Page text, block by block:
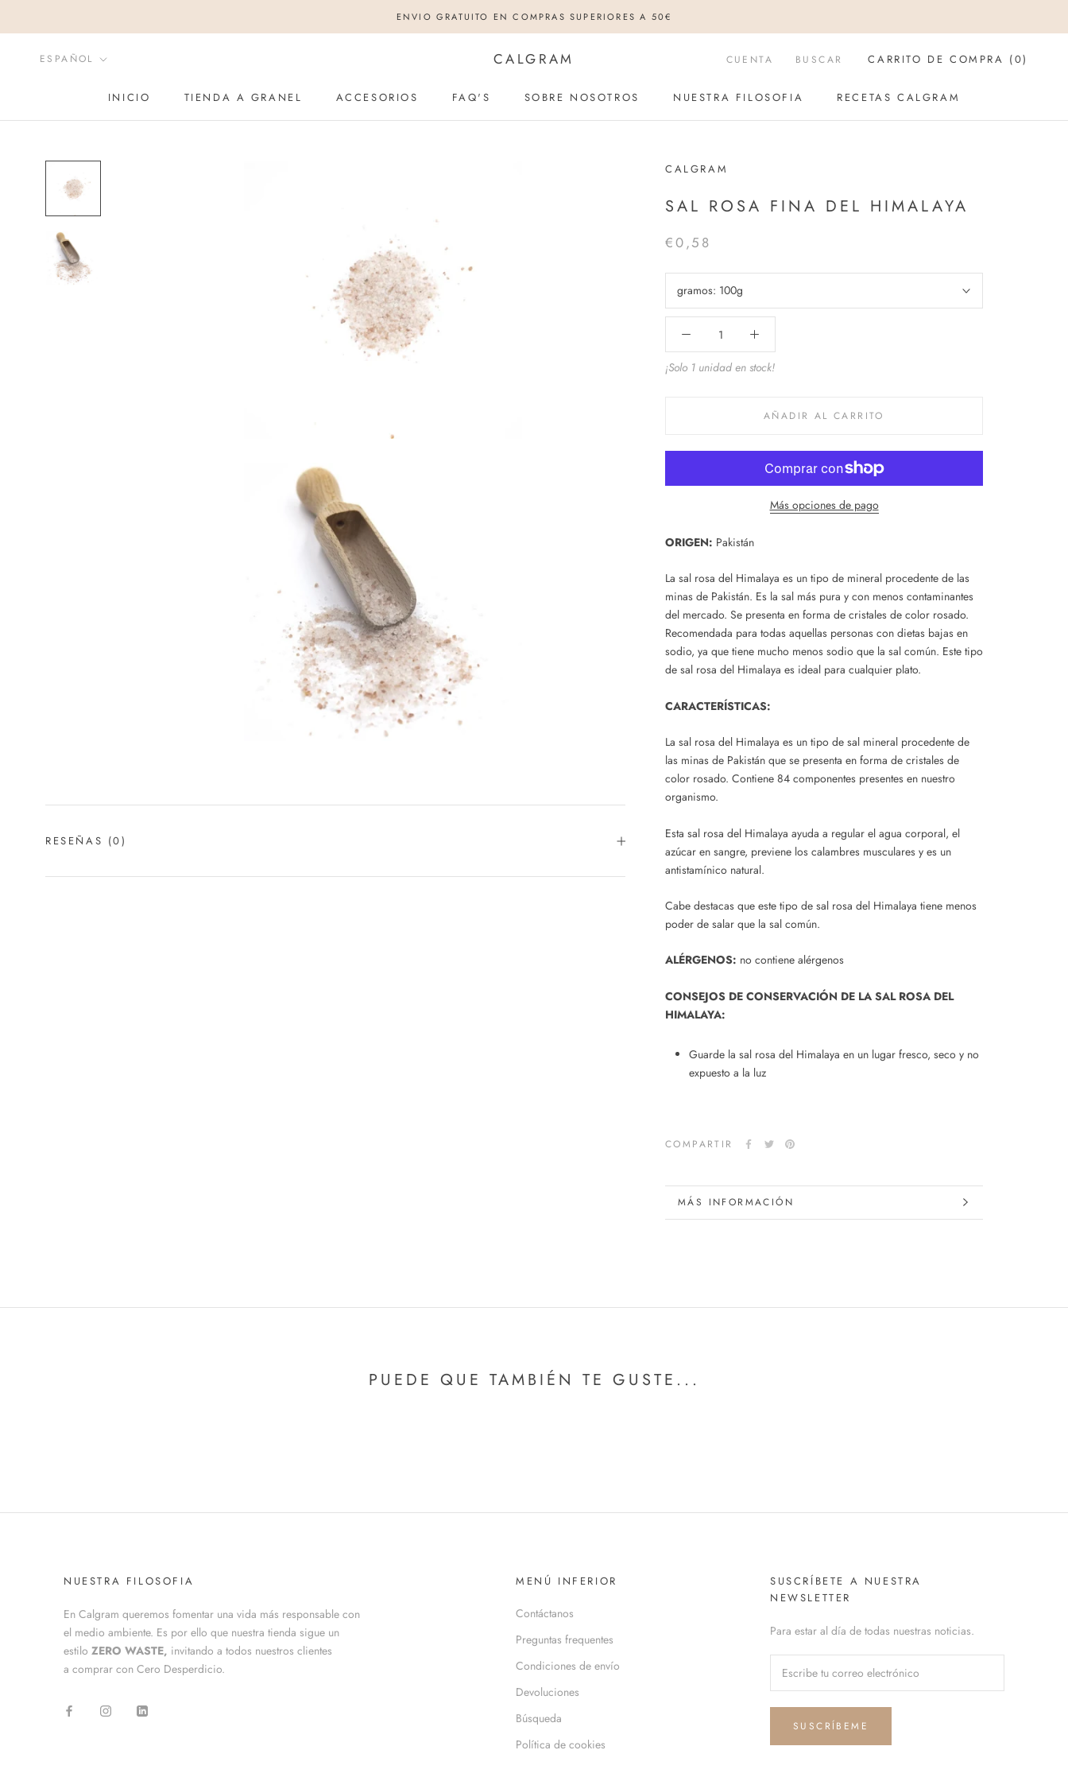
ENVIO GRATUITO EN COMPRAS SUPERIORES A 50€
INICIO
TIENDA A GRANEL
ACCESORIOS
FAQ'S
SOBRE NOSOTROS
NUESTRA FILOSOFIA
RECETAS CALGRAM
Idioma
ESPAÑOL CALGRAM CUENTA BUSCAR CARRITO DE COMPRA (0)
CALGRAM
SAL ROSA FINA DEL HIMALAYA
€0,58
gramos: 100g
¡Solo 1 unidad en stock!
AÑADIR AL CARRITO
Más opciones de pago
ORIGEN: Pakistán
La sal rosa del Himalaya es un tipo de mineral procedente de las
minas de Pakistán. Es la sal más pura y con menos contaminantes
del mercado. Se presenta en forma de cristales de color rosado.
Recomendada para todas aquellas personas con dietas bajas en
sodio, ya que tiene mucho menos sodio que la sal común. Este tipo
de sal rosa del Himalaya es ideal para cualquier plato.
CARACTERÍSTICAS:
La sal rosa del Himalaya es un tipo de sal mineral procedente de
las minas de Pakistán que se presenta en forma de cristales de
color rosado. Contiene 84 componentes presentes en nuestro
organismo.
Esta sal rosa del Himalaya ayuda a regular el agua corporal, el
azúcar en sangre, previene los calambres musculares y es un
antistamínico natural.
Cabe destacas que este tipo de sal rosa del Himalaya tiene menos
poder de salar que la sal común.
ALÉRGENOS: no contiene alérgenos
CONSEJOS DE CONSERVACIÓN DE LA SAL ROSA DEL
HIMALAYA:
Guarde la sal rosa del Himalaya en un lugar fresco, seco y no
expuesto a la luz
COMPARTIR
MÁS INFORMACIÓN
VER IMÁGENES.
RESEÑAS (0)
PUEDE QUE TAMBIÉN TE GUSTE...
NUESTRA FILOSOFIA
En Calgram queremos fomentar una vida más responsable con
el medio ambiente. Es por ello que nuestra tienda sigue un
estilo ZERO WASTE, invitando a todos nuestros clientes
a comprar con Cero Desperdicio.
MENÚ INFERIOR
Contáctanos
Preguntas frequentes
Condiciones de envío
Devoluciones
Búsqueda
Política de cookies
SUSCRÍBETE A NUESTRA
NEWSLETTER
Para estar al día de todas nuestras noticias.
SUSCRÍBEME